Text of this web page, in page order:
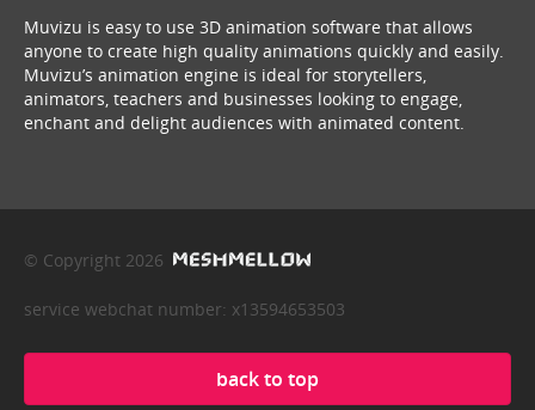
Muvizu is easy to use 3D animation software that allows
anyone to create high quality animations quickly and easily.
Muvizu’s animation engine is ideal for storytellers,
animators, teachers and businesses looking to engage,
enchant and delight audiences with animated content.
© Copyright 2026
service webchat number: x13594653503
back to top